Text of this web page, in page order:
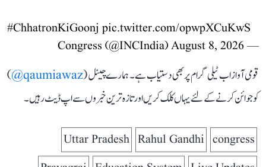
#ChhatronKiGoonj pic.twitter.com/opwpXCuKwS
— Congress (@INCIndia)
August 8, 2026
قومی آواز اب ٹیلی گرام پر بھی دستیاب ہے۔ ہمارے چینل (qaumiawaz@
)
کو جوائن کرنے کے لئے یہاں کلک کریں اور تازہ ترین خبروں سے اپ ڈیٹ رہیں۔
congress
Rahul Gandhi
Uttar Pradesh